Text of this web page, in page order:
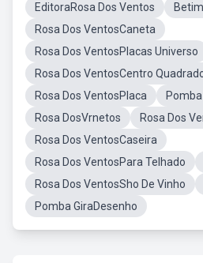
EditoraRosa Dos Ventos
Rosa Dos VentosCaneta
Rosa Dos VentosPlacas Universo
Rosa Dos VentosCentro
Rosa Dos VentosPlaca
Rosa DosVrnetos
Rosa Dos
Rosa Dos VentosCaseira
Rosa Dos VentosPara Telhado
Rosa Dos VentosSho De Vinho
Pomba GiraDesenho